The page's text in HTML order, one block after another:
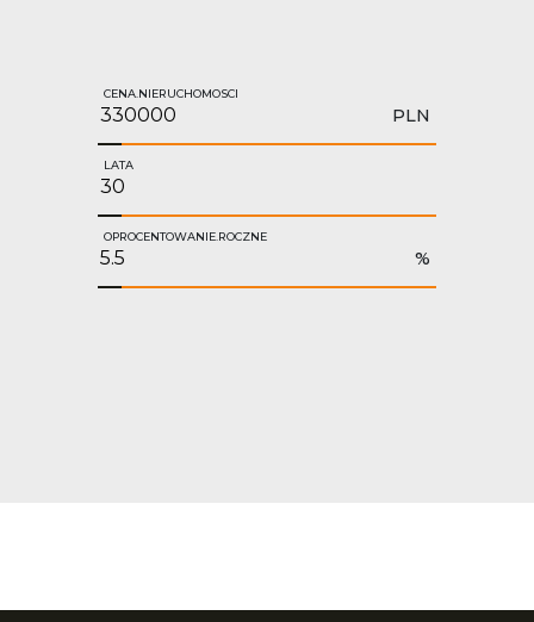
CENA.NIERUCHOMOSCI
PLN
LATA
OPROCENTOWANIE.ROCZNE
%